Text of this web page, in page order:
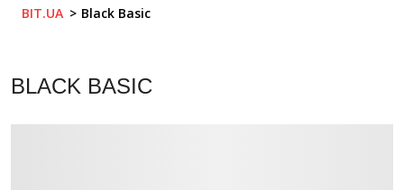
BIT.UA Black Basic
BLACK BASIC